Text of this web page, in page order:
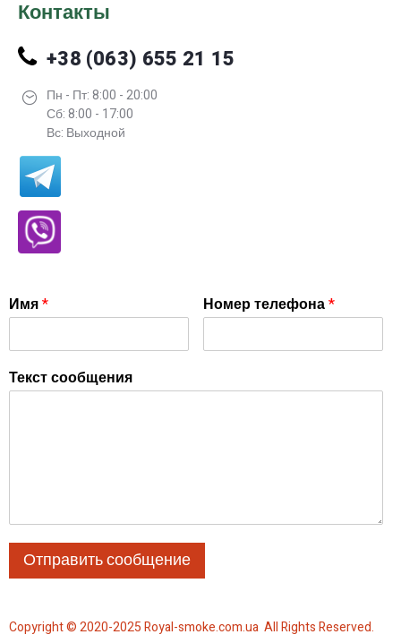
Контакты
+38 (063) 655 21 15
Пн - Пт: 8:00 - 20:00
Сб: 8:00 - 17:00
Вс: Выходной
Имя* Номер телефона*
Текст сообщения
Отправить сообщение
Copyright © 2020-2025 Royal-smoke.com.ua All Rights Reserved.